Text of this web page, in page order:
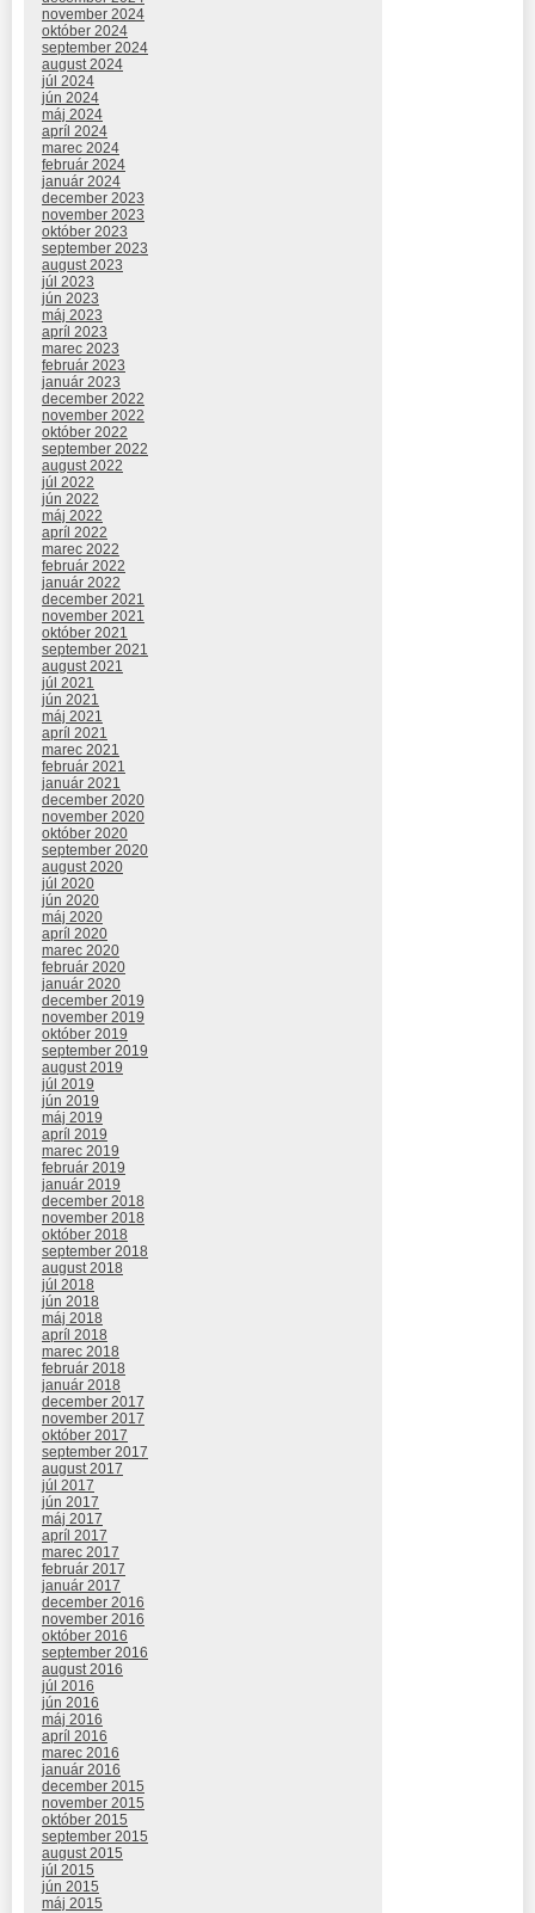
november 2024
október 2024
september 2024
august 2024
júl 2024
jún 2024
máj 2024
apríl 2024
marec 2024
február 2024
január 2024
december 2023
november 2023
október 2023
september 2023
august 2023
júl 2023
jún 2023
máj 2023
apríl 2023
marec 2023
február 2023
január 2023
december 2022
november 2022
október 2022
september 2022
august 2022
júl 2022
jún 2022
máj 2022
apríl 2022
marec 2022
február 2022
január 2022
december 2021
november 2021
október 2021
september 2021
august 2021
júl 2021
jún 2021
máj 2021
apríl 2021
marec 2021
február 2021
január 2021
december 2020
november 2020
október 2020
september 2020
august 2020
júl 2020
jún 2020
máj 2020
apríl 2020
marec 2020
február 2020
január 2020
december 2019
november 2019
október 2019
september 2019
august 2019
júl 2019
jún 2019
máj 2019
apríl 2019
marec 2019
február 2019
január 2019
december 2018
november 2018
október 2018
september 2018
august 2018
júl 2018
jún 2018
máj 2018
apríl 2018
marec 2018
február 2018
január 2018
december 2017
november 2017
október 2017
september 2017
august 2017
júl 2017
jún 2017
máj 2017
apríl 2017
marec 2017
február 2017
január 2017
december 2016
november 2016
október 2016
september 2016
august 2016
júl 2016
jún 2016
máj 2016
apríl 2016
marec 2016
január 2016
december 2015
november 2015
október 2015
september 2015
august 2015
júl 2015
jún 2015
máj 2015